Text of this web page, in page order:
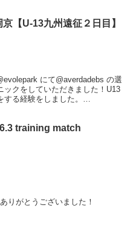
【U-13九州遠征２日目】
にて@averdadebs の選
クをしていただきました！U13
る経験をしました。
training match
りがとうございました！